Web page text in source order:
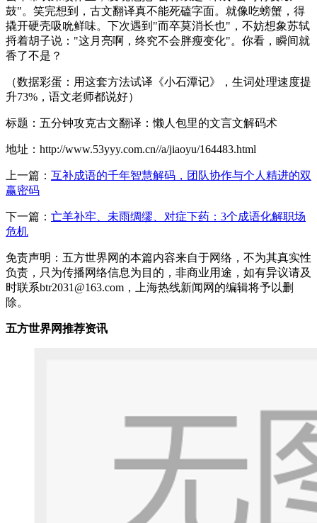
鼓"。笑完想到，古文翻译真不能死磕字面。就像吃螃蟹，得
撬开硬壳吸吮鲜味。下次遇到"而卒莫消长也"，不妨想象苏轼
捋着胡子说："这月亮啊，终究不会胖瘦变化"。你看，瞬间就
香了不是？
（数据彩蛋：用这套方法试译《小石潭记》，生词处理速度提
升73%，语文老师都说好）
标题：五分钟攻克古文翻译：懒人包里的文言文解码术
地址：http://www.53yyy.com.cn//a/jiaoyu/164483.html
上一篇： 互补成语的千年智慧解码，团队协作与个人精进的双
赢密码
下一篇： 亡羊补牢、未雨绸缪、对症下药：3个成语化解职场
危机
免责声明：五方世界网的本篇内容来自于网络，不为其真实性
负责，只为传播网络信息为目的，非商业用途，如有异议请及
时联系btr2031@163.com，上海热线新闻网的编辑将予以删
除。
五方世界网推荐资讯